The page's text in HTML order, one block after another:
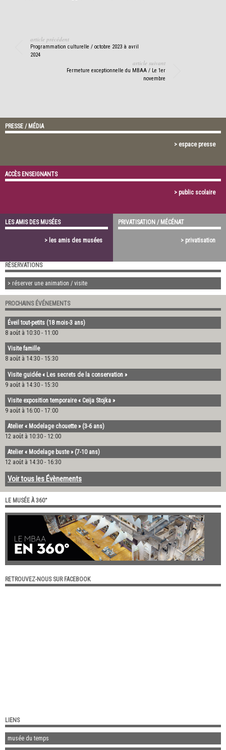
article précédent
Programmation culturelle / octobre 2023 à avril
2024
article suivant
Fermeture exceptionnelle du MBAA / Le 1er
novembre
PRESSE / MÉDIA
> espace presse
ACCÈS ENSEIGNANTS
> public scolaire
LES AMIS DES MUSÉES
> les amis des musées
PRIVATISATION / MÉCÉNAT
> privatisation
RÉSERVATIONS
> réserver une animation / visite
PROCHAINS ÉVÉNEMENTS
Éveil tout-petits (18 mois-3 ans)
8 août à 10:30 - 11:00
Visite famille
8 août à 14:30 - 15:30
Visite guidée « Les secrets de la conservation »
9 août à 14:30 - 15:30
Visite exposition temporaire « Ceija Stojka »
9 août à 16:00 - 17:00
Atelier « Modelage chouette » (3-6 ans)
12 août à 10:30 - 12:00
Atelier « Modelage buste » (7-10 ans)
12 août à 14:30 - 16:30
Voir tous les Évènements
LE MUSÉE À 360°
RETROUVEZ-NOUS SUR FACEBOOK
LIENS
musée du temps